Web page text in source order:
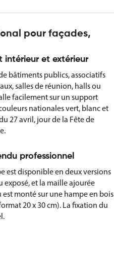
pour façades,
intérieur et extérieur
bâtiments publics, associatifs
salles de réunion, halls ou
facilement sur un support
nationales vert, blanc et
27 avril, jour de la Fête de
professionnel
est disponible en deux versions
exposé, et la maille ajourée
monté sur une hampe en bois
20 x 30 cm). La fixation du